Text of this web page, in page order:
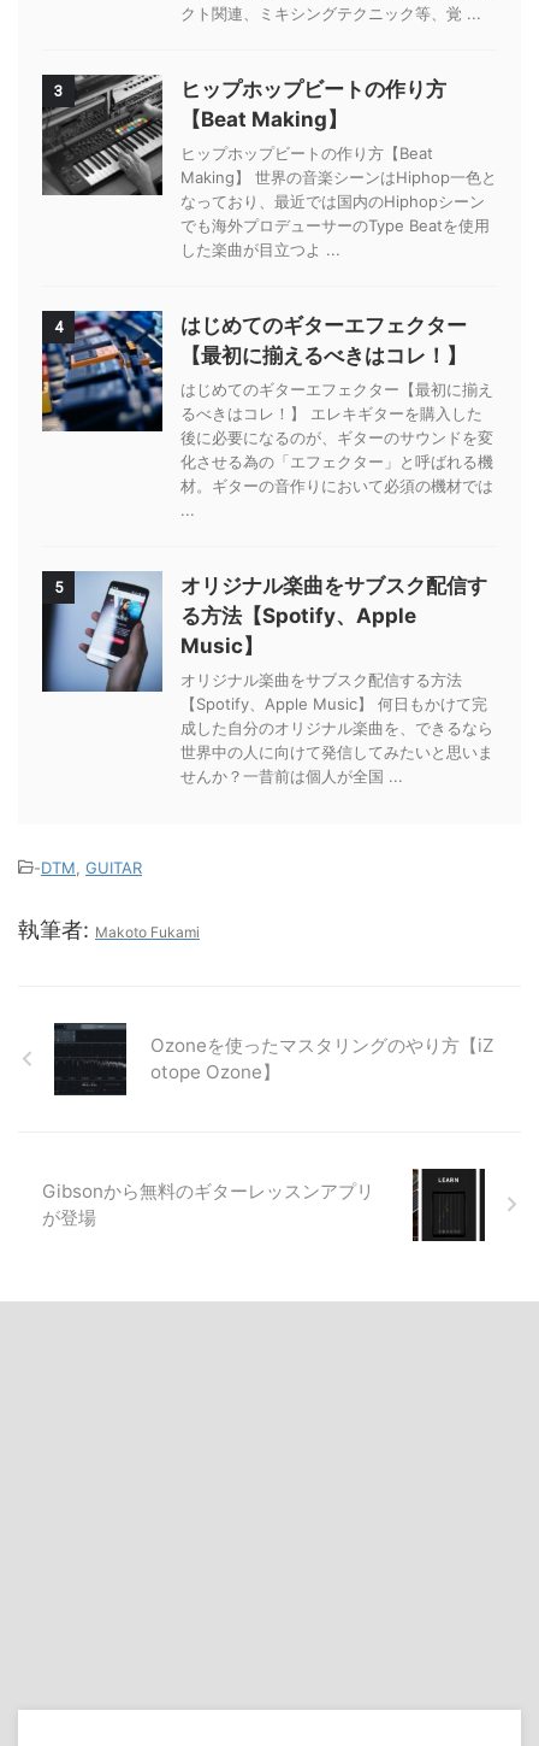
クト関連、ミキシングテクニック等、覚 ...
3
ヒップホップビートの作り方
【Beat Making】
ヒップホップビートの作り方【Beat
Making】 世界の音楽シーンはHiphop一色と
なっており、最近では国内のHiphopシーン
でも海外プロデューサーのType Beatを使用
した楽曲が目立つよ ...
4
はじめてのギターエフェクター
【最初に揃えるべきはコレ！】
はじめてのギターエフェクター【最初に揃え
るべきはコレ！】 エレキギターを購入した
後に必要になるのが、ギターのサウンドを変
化させる為の「エフェクター」と呼ばれる機
材。ギターの音作りにおいて必須の機材では
...
5
オリジナル楽曲をサブスク配信す
る方法【Spotify、Apple
Music】
オリジナル楽曲をサブスク配信する方法
【Spotify、Apple Music】 何日もかけて完
成した自分のオリジナル楽曲を、できるなら
世界中の人に向けて発信してみたいと思いま
せんか？一昔前は個人が全国 ...
-DTM GUITAR
執筆者: Makoto Fukami
Ozoneを使ったマスタリングのやり方【iZ
otope Ozone】
Gibsonから無料のギターレッスンアプリ
が登場